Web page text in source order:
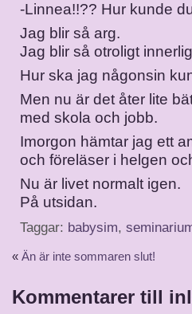
-Linnea!!?? Hur kunde
Jag blir så arg.
Jag blir så otroligt
Hur ska jag någonsin
Men nu är det åter lite
med skola och jobb.
Imorgon hämtar jag ett
och föreläser i helgen
Nu är livet normalt igen.
På utsidan.
Taggar: babysim,
« Än är inte sommaren slut!
Kommentarer till